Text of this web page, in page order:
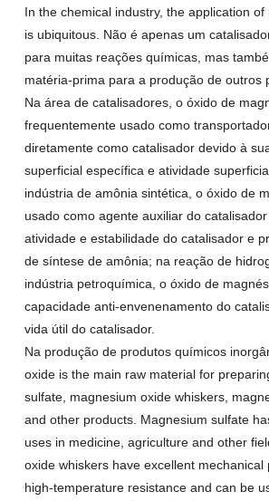
In the chemical industry, the application of
is ubiquitous. Não é apenas um
para muitas reações químicas, mas
matéria-prima para a produção de outros
Na área de catalisadores, o óxido de
frequentemente usado como
diretamente como catalisador devido à
superficial específica e atividade
indústria de amônia sintética, o óxido de
usado como agente auxiliar do
atividade e estabilidade do catalisador e
de síntese de amônia; na reação de
indústria petroquímica, o óxido de
capacidade anti-envenenamento do
vida útil do catalisador.
Na produção de produtos químicos
oxide is the main raw material for
sulfate, magnesium oxide whiskers,
and other products. Magnesium sulfate
uses in medicine, agriculture and other
oxide whiskers have excellent mechanical
high-temperature resistance and can be